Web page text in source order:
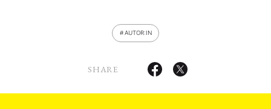
AUTOR:IN
SHARE